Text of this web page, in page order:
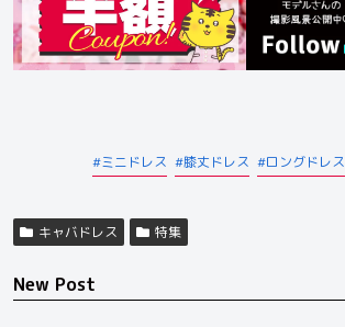
ミニドレス 膝丈ドレス ロングドレス
キャバドレス 特集
New Post